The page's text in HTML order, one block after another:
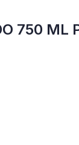
750 ML